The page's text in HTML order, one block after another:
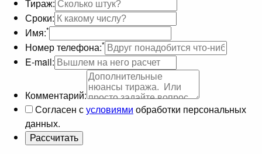
Тираж:
Сроки:
Имя:*
Номер телефона:*
E-mail:
Комментарий:
Согласен сусловиями обработки персональных
данных.